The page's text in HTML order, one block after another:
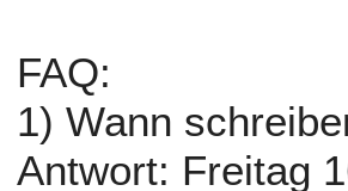
FAQ:
1) Wann
Antwort: Freitag